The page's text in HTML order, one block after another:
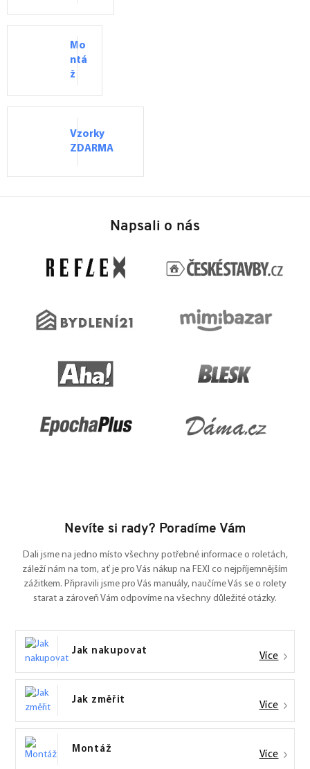
Mo
ntá
ž
Vzorky
ZDARMA
Napsali o nás
Nevíte si rady? Poradíme Vám
Dali jsme na jedno místo všechny potřebné informace o roletách,
záleží nám na tom, ať je pro Vás nákup na FEXI co nejpříjemnějším
zážitkem. Připravili jsme pro Vás manuály, naučíme Vás se o rolety
starat a zároveň Vám odpovíme na všechny důležité otázky.
Jak nakupovat Více
Jak změřit Více
Montáž Více